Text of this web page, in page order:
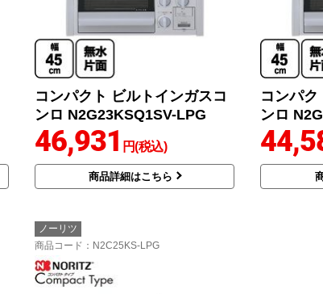
コンパクト ビルトインガスコ
ンロ N2G23KSQ1SV-LPG
46,931 円(税込)
商品詳細はこちら
コンパク
ンロ
ノーリツ
商品コード ：N2C25KS-LPG